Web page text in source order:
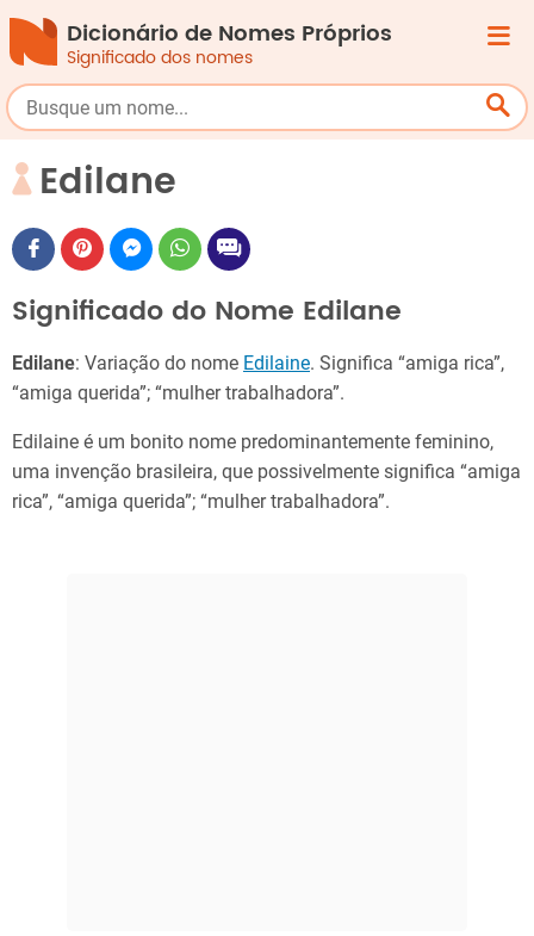
Dicionário de Nomes Próprios
Significado dos nomes
Edilane
Significado do Nome Edilane
Edilane: Variação do nome Edilaine. Significa “amiga rica”,
“amiga querida”; “mulher trabalhadora”.
Edilaine é um bonito nome predominantemente feminino,
uma invenção brasileira, que possivelmente significa “amiga
rica”, “amiga querida”; “mulher trabalhadora”.